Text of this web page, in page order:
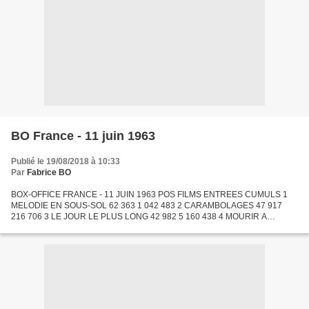
BO France - 11 juin 1963
Publié le 19/08/2018 à 10:33
Par Fabrice BO
BOX-OFFICE FRANCE - 11 JUIN 1963 POS FILMS ENTREES CUMULS 1
MELODIE EN SOUS-SOL 62 363 1 042 483 2 CARAMBOLAGES 47 917
216 706 3 LE JOUR LE PLUS LONG 42 982 5 160 438 4 MOURIR A
QU'EST-IL ARRIVE...